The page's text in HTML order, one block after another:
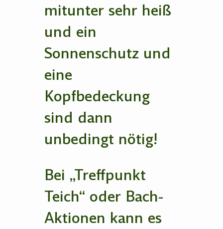
mitunter sehr heiß
und ein
Sonnenschutz und
eine
Kopfbedeckung
sind dann
unbedingt nötig!
Bei „Treffpunkt
Teich“ oder Bach-
Aktionen kann es